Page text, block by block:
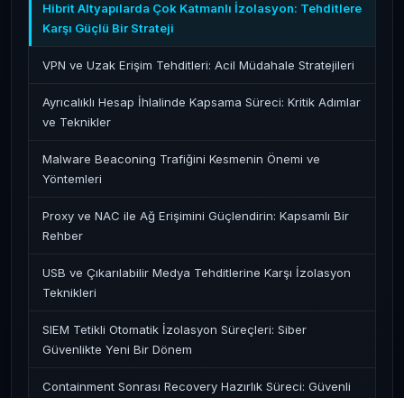
Hibrit Altyapılarda Çok Katmanlı İzolasyon: Tehditlere
Karşı Güçlü Bir Strateji
VPN ve Uzak Erişim Tehditleri: Acil Müdahale Stratejileri
Ayrıcalıklı Hesap İhlalinde Kapsama Süreci: Kritik Adımlar
ve Teknikler
Malware Beaconing Trafiğini Kesmenin Önemi ve
Yöntemleri
Proxy ve NAC ile Ağ Erişimini Güçlendirin: Kapsamlı Bir
Rehber
USB ve Çıkarılabilir Medya Tehditlerine Karşı İzolasyon
Teknikleri
SIEM Tetikli Otomatik İzolasyon Süreçleri: Siber
Güvenlikte Yeni Bir Dönem
Containment Sonrası Recovery Hazırlık Süreci: Güvenli